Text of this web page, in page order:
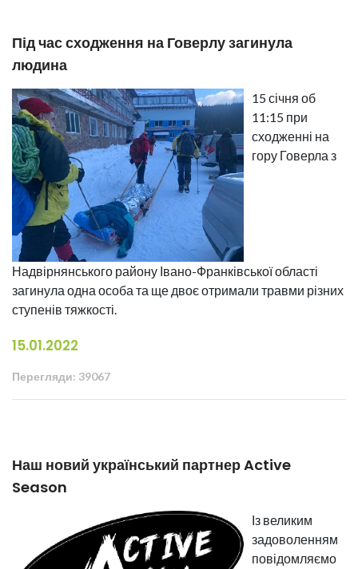
Під час сходження на Говерлу загинула
людина
15 січня об
11:15 при
сходженні на
гору Говерла з
Надвірнянського району Івано-Франківської області
загинула одна особа та ще двоє отримали травми різних
ступенів тяжкості.
15.01.2022
Перегляди: 39067
Наш новий український партнер Active
Season
Із великим
задоволенням
повідомляємо